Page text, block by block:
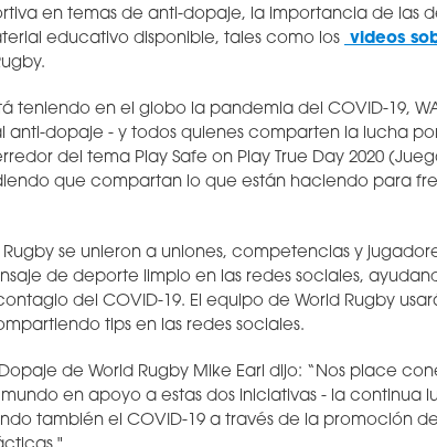
en temas de anti-dopaje, la importancia de las
educativo disponible, tales como los videos
teniendo en el globo la pandemia del COVID-19,
dopaje - y todos quienes comparten la lucha
del tema Play Safe on Play True Day 2020
que compartan lo que están haciendo para
Rugby se unieron a uniones, competencias y
de deporte limpio en las redes sociales,
del COVID-19. El equipo de World Rugby
tips en las redes sociales.
de World Rugby Mike Earl dijo: “Nos place
en apoyo a estas dos iniciativas - la continua
también el COVID-19 a través de la promoción